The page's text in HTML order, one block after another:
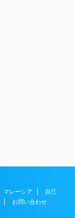
マレーシア
自己
お問い合わせ